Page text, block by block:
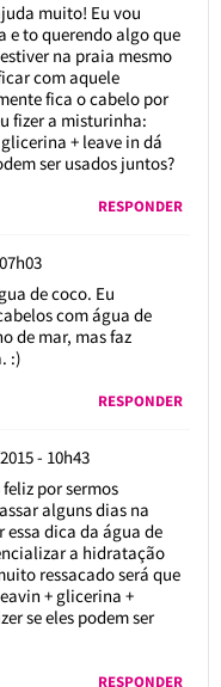
muito! Eu vou
e to querendo algo que
na praia mesmo
com aquele
fica o cabelo por
fizer a misturinha:
+ leave in dá
ser usados juntos?
RESPONDER
de coco. Eu
com água de
de mar, mas faz
:)
RESPONDER
- 10h43
por sermos
alguns dias na
dica da água de
a hidratação
ressacado será que
+ glicerina +
se eles podem ser
RESPONDER